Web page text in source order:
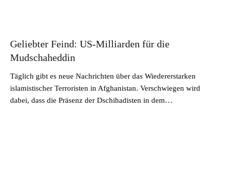
Geliebter Feind: US-Milliarden für die
Mudschaheddin
Täglich gibt es neue Nachrichten über das Wiedererstarken
islamistischer Terroristen in Afghanistan. Verschwiegen wird
dabei, dass die Präsenz der Dschihadisten in dem…